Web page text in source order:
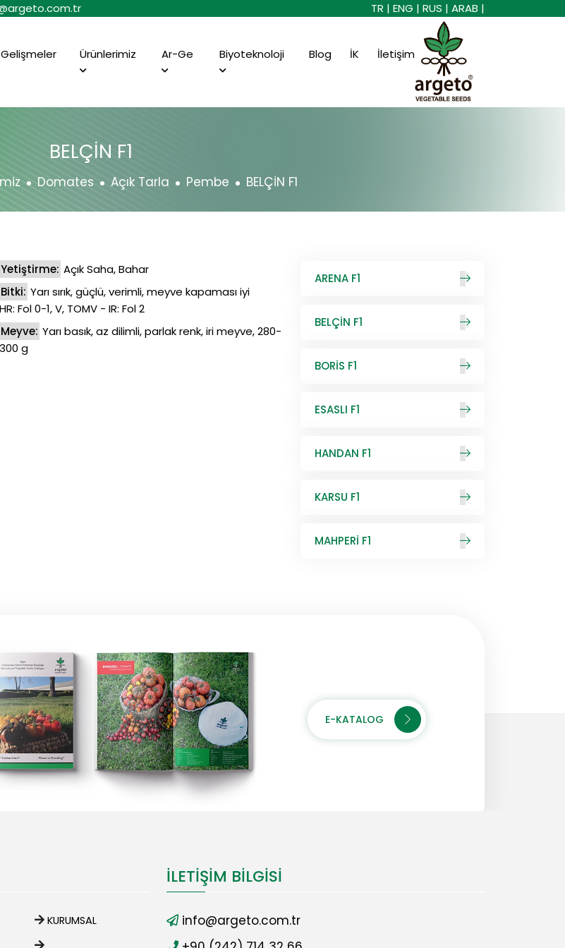
TR | ENG | RUS | ARAB |
Ürünlerimiz Ar-Ge Biyoteknoloji Blog İK İletişim
BELÇİN F1
Domates Açık Tarla Pembe BELÇİN F1
Yetiştirme: Açık Saha, Bahar
Bitki: Yarı sırık, güçlü, verimli, meyve kapaması iyi
HR: Fol 0-1, V, TOMV - IR: Fol 2
Meyve: Yarı basık, az dilimli, parlak renk, iri meyve, 280-
300 g
ARENA F1
BELÇİN F1
BORİS F1
ESASLI F1
HANDAN F1
KARSU F1
MAHPERİ F1
E-KATALOG
KURUMSAL
İLETIŞIM BILGISI
info@argeto.com.tr